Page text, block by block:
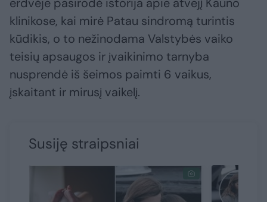
klinikose, kai mirė Patau sindromą turintis
kūdikis, o to nežinodama Valstybės vaiko
teisių apsaugos ir įvaikinimo tarnyba
nusprendė iš šeimos paimti 6 vaikus,
įskaitant ir mirusį vaikelį.
Susiję straipsniai